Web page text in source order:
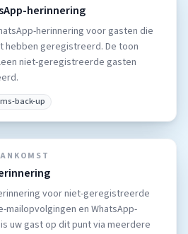
herinnering
herinnering voor gasten die
hebben geregistreerd. De toon
niet-geregistreerde gasten
back-up
voor niet-geregistreerde
mailopvolgingen en WhatsApp-
uw gast op dit punt via meerdere